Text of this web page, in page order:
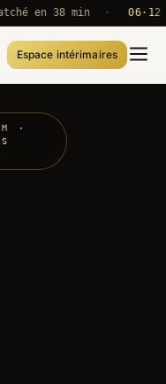
en 38 min · 06·12 UTC
Espace intérimaires
·